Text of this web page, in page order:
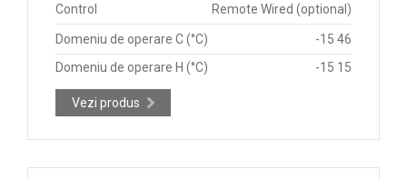
Control Remote Wired (optional)
Domeniu de operare C (°C)
-15 46
Domeniu de operare H (°C)
-15 15
Vezi produs